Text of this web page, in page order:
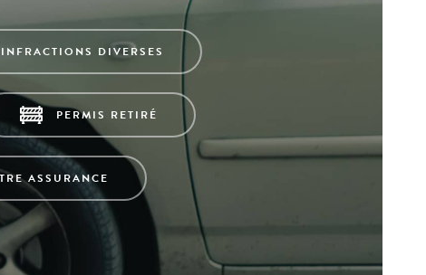
INFRACTIONS DIVERSES
PERMIS RETIRÉ
ASSURANCE